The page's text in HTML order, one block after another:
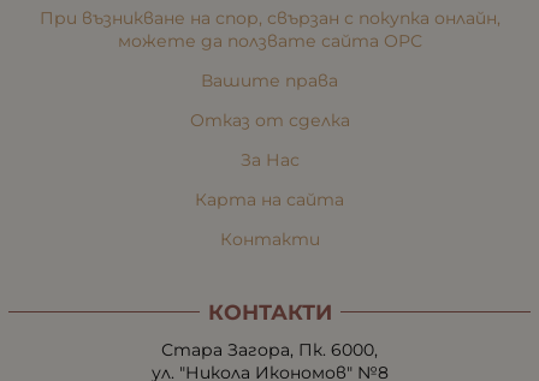
При възникване на спор, свързан с покупка онлайн,
можете да ползвате сайта ОРС
Вашите права
Отказ от сделка
За Нас
Карта на сайта
Контакти
КОНТАКТИ
Стара Загора, Пк. 6000,
ул. "Никола Икономов" №8